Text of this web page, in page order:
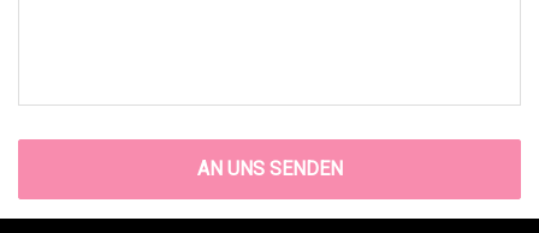
AN UNS SENDEN